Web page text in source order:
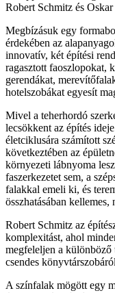
Robert Schmitz és
Megbízásuk egy
érdekében az
innovatív, két építési
ragasztott faoszlopokat,
gerendákat,
hotelszobákat egyesít
Mivel a teherhordó
lecsökkent az építés
életciklusára számított
következtében az
környezeti lábnyoma
faszerkezetet sem, a
falakkal emeli ki, és
összhatásában
Robert Schmitz az
komplexitást, ahol
megfeleljen a
csendes
A színfalak mögött egy